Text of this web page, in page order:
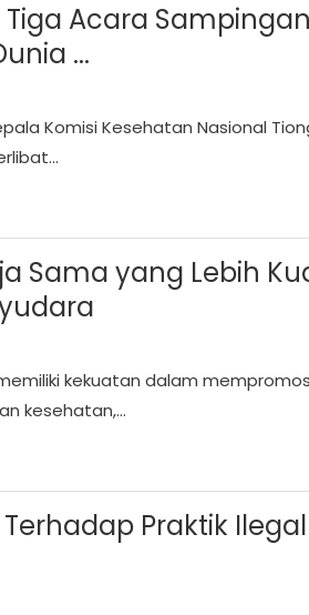
Acara Sampingan
...
Komisi Kesehatan Nasional
Sama yang Lebih
kekuatan dalam
kesehatan,...
Praktik Ilegal